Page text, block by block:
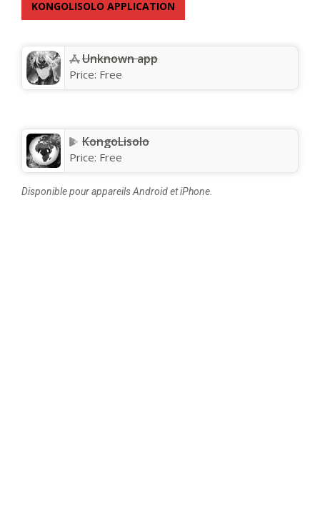
KONGOLISOLO APPLICATION
Unknown app
Price: Free
KongoLisolo
Price: Free
Disponible pour appareils Android et iPhone.